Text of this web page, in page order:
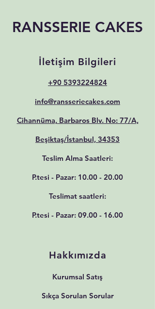
RANSSERIE CAKES
İletişim Bilgileri
+90 5393224824
info@ransseriecakes.com
Cihannüma, Barbaros Blv. No: 77/A,
Beşiktaş/İstanbul, 34353
Teslim Alma Saatleri:
P.tesi - Pazar: 10.00 - 20.00
Teslimat saatleri:
P.tesi - Pazar: 09.00 - 16.00
Hakkımızda
Kurumsal Satış
Sıkça Sorulan Sorular